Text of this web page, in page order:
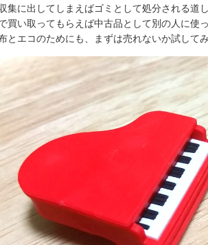
集に出してしまえばゴミとして処分される道
買い取ってもらえば中古品として別の人に使
とエコのためにも、まずは売れないか試してみ